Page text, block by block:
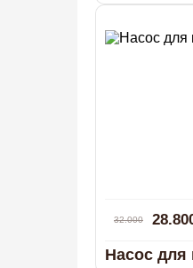
32.000
Насос для